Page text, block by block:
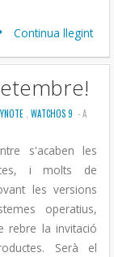
Continua llegint
, WATCHOS 9 - A
s'acaben les
i molts de
les versions
operatius,
rebre la invitació
Serà el